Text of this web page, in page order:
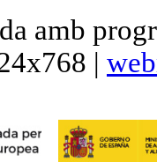
amb
|